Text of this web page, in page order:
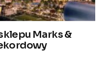
tej przeglądarce
komentarzy.
Marks &